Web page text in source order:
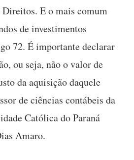
Direitos. E o mais comum
de investimentos
72. É importante declarar
ou seja, não o valor de
da aquisição daquele
de ciências contábeis da
Católica do Paraná
Amaro.